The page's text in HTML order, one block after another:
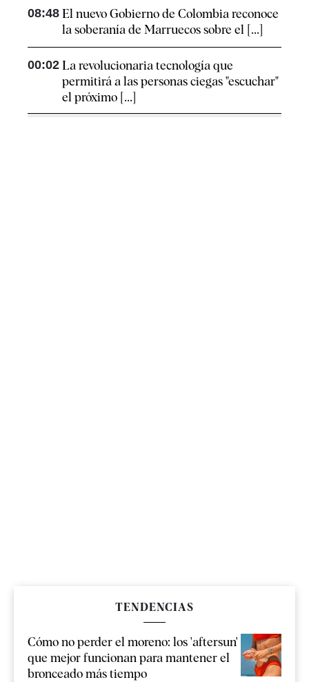
08:48 El nuevo Gobierno de Colombia reconoce
la soberanía de Marruecos sobre el [...]
00:02 La revolucionaria tecnología que
permitirá a las personas ciegas "escuchar"
el próximo [...]
TENDENCIAS
Cómo no perder el moreno: los 'aftersun'
que mejor funcionan para mantener el
bronceado más tiempo